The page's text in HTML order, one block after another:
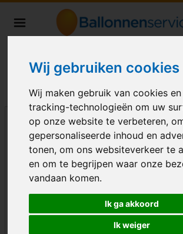
Wij gebruiken cookies
Wij maken gebruik van cookies
tracking-technologieën om uw
op onze website te verbeteren,
gepersonaliseerde inhoud en
tonen, om ons websiteverkeer te
en om te begrijpen waar onze
vandaan komen.
Ik ga akkoord
Ik weiger
Nederland